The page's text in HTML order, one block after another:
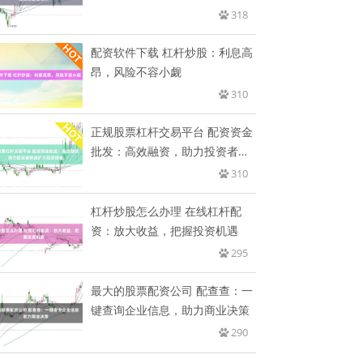
318
配资软件下载 杠杆炒股：利息高
昂，风险不容小觑
310
正规股票杠杆交易平台 配资资金
批发：高效融资，助力投资者快
310
杠杆炒股怎么办理 在线杠杆配
资：放大收益，把握投资机遇
295
最大的股票配资公司 配查查：一
键查询企业信息，助力商业决策
290